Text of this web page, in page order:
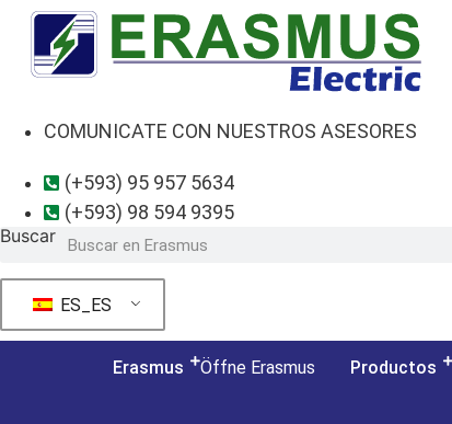
contenido
COMUNICATE CON NUESTROS ASESORES
(+593) 95 957 5634
(+593) 98 594 9395
Buscar
ES_ES
Erasmus Öffne Erasmus Productos